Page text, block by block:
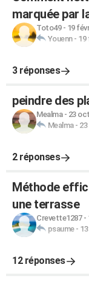
marquée par
Toto49- 19
Youenn- 19
3 réponses
peindre des
Mealma- 23
Mealma-
2 réponses
Méthode
une terrasse
Crevette1287-
psaume-
12 réponses